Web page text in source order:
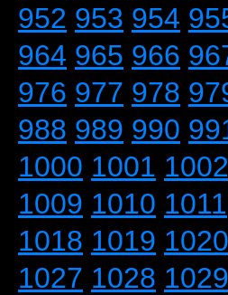
952 953 954
964 965 966
976 977 978
988 989 990
1000 1001 1002
1009 1010 1011
1018 1019 1020
1027 1028 1029